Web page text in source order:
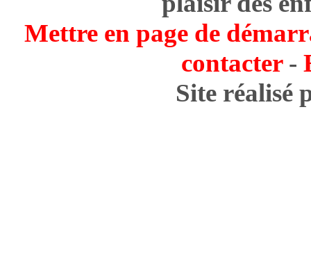
Mettre en page de
contacter-
Site réalisé